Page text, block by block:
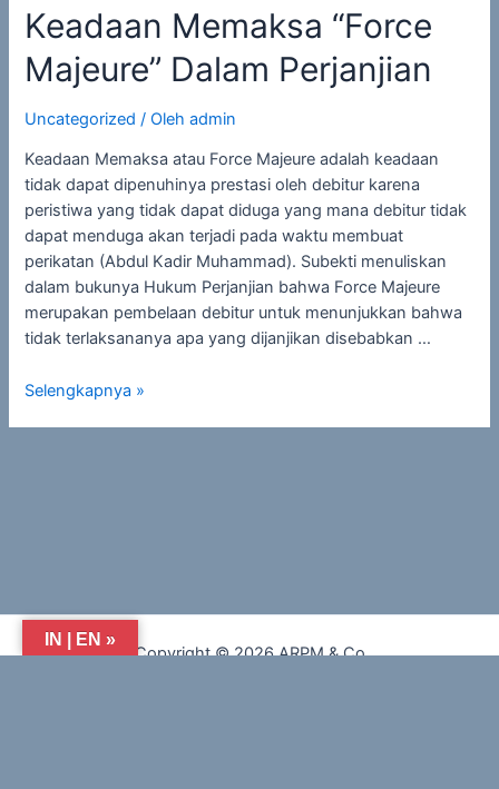
Keadaan Memaksa “Force
Majeure” Dalam Perjanjian
Uncategorized / Olehadmin
Keadaan Memaksa atau Force Majeure adalah keadaan
tidak dapat dipenuhinya prestasi oleh debitur karena
peristiwa yang tidak dapat diduga yang mana debitur tidak
dapat menduga akan terjadi pada waktu membuat
perikatan (Abdul Kadir Muhammad). Subekti menuliskan
dalam bukunya Hukum Perjanjian bahwa Force Majeure
merupakan pembelaan debitur untuk menunjukkan bahwa
tidak terlaksananya apa yang dijanjikan disebabkan …
Selengkapnya »
Copyright © 2026 ARPM & Co
IN | EN »